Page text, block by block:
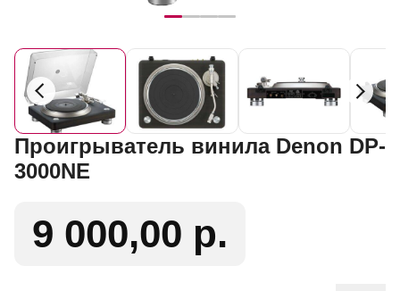
Проигрыватель винила Denon DP-
3000NE
9 000,00 р.